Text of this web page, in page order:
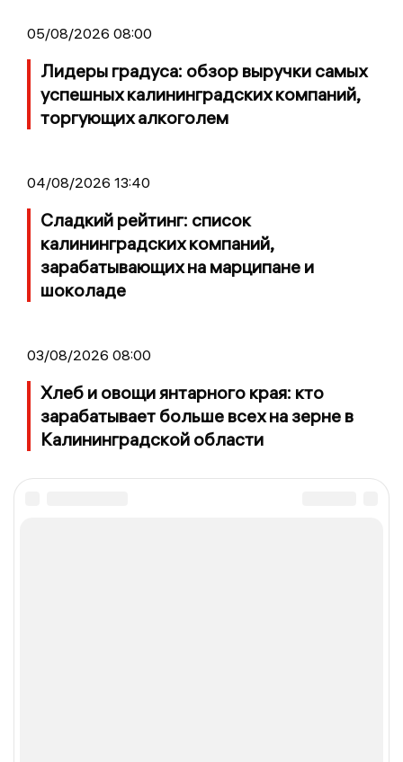
05/08/2026 08:00
Лидеры градуса: обзор выручки самых
успешных калининградских компаний,
торгующих алкоголем
04/08/2026 13:40
Сладкий рейтинг: список
калининградских компаний,
зарабатывающих на марципане и
шоколаде
03/08/2026 08:00
Хлеб и овощи янтарного края: кто
зарабатывает больше всех на зерне в
Калининградской области